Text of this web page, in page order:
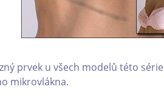
prvek u všech modelů této
mikrovlákna.